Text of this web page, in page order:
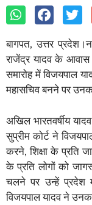
बागपत, उत्तर
राजेंद्र यादव के आवास
समारोह में विजयपाल
महासचिव बनने पर
अखिल भारतवर्षीय
सुप्रीम कोर्ट ने
करने, शिक्षा के प्रति
के प्रति लोगों को
चलने पर उन्हें प्रदेश
विजयपाल यादव ने